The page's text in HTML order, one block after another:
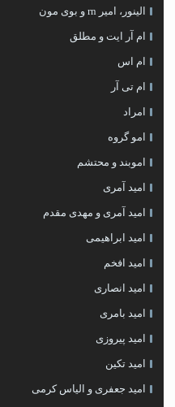
الینور، امیر rn و بوی مون
ام آر ایت و مطلق
ام اس
ام تی آر
امراد
امو گروه
اموبند و محتشم
امید آمری
امید آمری و مهدی مقدم
امید ابراهیمی
امید افخم
امید انصاری
امید بامری
امید پیروزی
امید تکین
امید جعفری و الیاس کرمی